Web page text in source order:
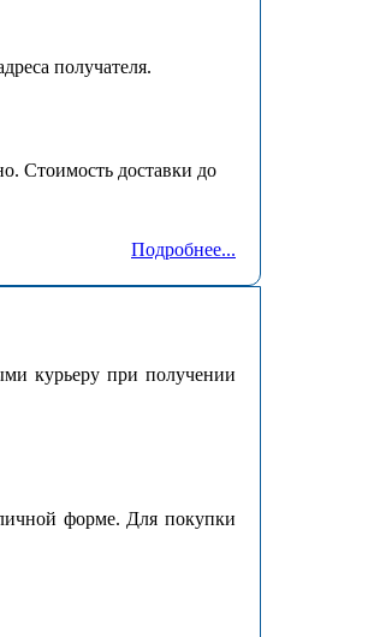
получателя.
Стоимость доставки до
Подробнее...
курьеру при получении
форме. Для покупки